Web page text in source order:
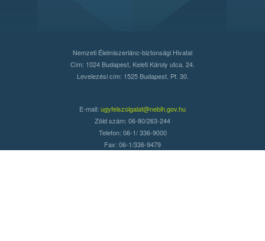
Nemzeti Élelmiszerlánc-biztonsági Hivatal
Cím: 1024 Budapest, Keleti Károly utca. 24.
Levelezési cím: 1525 Budapest. Pf. 30.
E-mail: ugyfelszolgalat@nebih.gov.hu
Zöld szám: 06-80/263-244
Telefon: 06-1/ 336-9000
Fax: 06-1/336-9479